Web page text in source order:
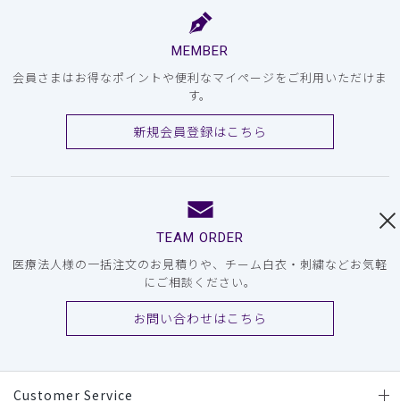
MEMBER
会員さまはお得なポイントや便利なマイページをご利用いただけま
す。
新規会員登録はこちら
TEAM ORDER
医療法人様の一括注文のお見積りや、チーム白衣・刺繍などお気軽
にご相談ください。
お問い合わせはこちら
Customer Service